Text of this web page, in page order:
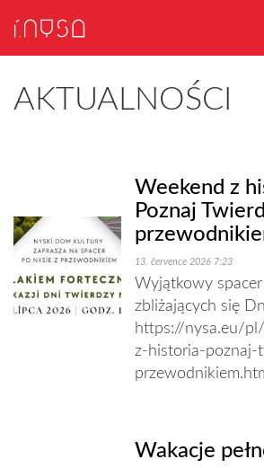
AKTUALNOŚCI
Weekend z
Poznaj
13. července 2026 7:23
Wyjątkowy
zbliżających się
https://nysa.eu/
z-historia-poznaj-
Wakacje